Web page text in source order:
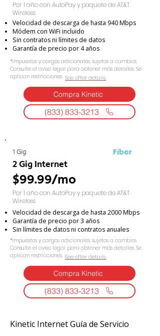
Por 1 año con AutoPay y paquete de AT&T
Wireless
Velocidad de descarga de hasta 940 Mbps
Módem con WiFi incluido
Sin contratos ni límites de datos
Garantía de precio por 4 años
*Impuestos y cargos adicionales, sujetos a cambios.
Consulte el aviso legal para obtener más detalles. Se
aplican restricciones. See offer details.​​
Compra Kinetic
(833) 833-3213
1 Gig Fiber
2 Gig Internet
$99.99/mo
Por 1 año con AutoPay y paquete de AT&T
Wireless
Velocidad de descarga de hasta 2000 Mbps
Garantía de precio por 3 años
Sin límites de datos ni contratos anuales
*Impuestos y cargos adicionales, sujetos a cambios.
Consulte el aviso legal para obtener más detalles. Se
aplican restricciones. See offer details.​​
Compra Kinetic
(833) 833-3213
Kinetic Internet Guía de Servicio